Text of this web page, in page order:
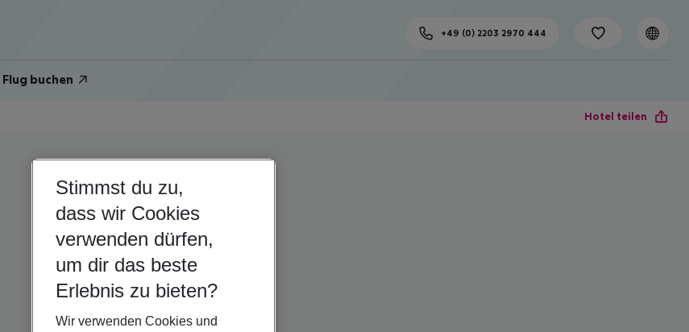
Flug buchen
+49 (0) 2203 2970 444
Hotel teilen
Stimmst du zu,
dass wir Cookies
verwenden dürfen,
um dir das beste
Erlebnis zu bieten?
Wir verwenden Cookies und